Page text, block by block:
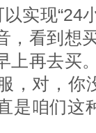
实现“24
，看到想
上再去买
，对，你
是咱们这